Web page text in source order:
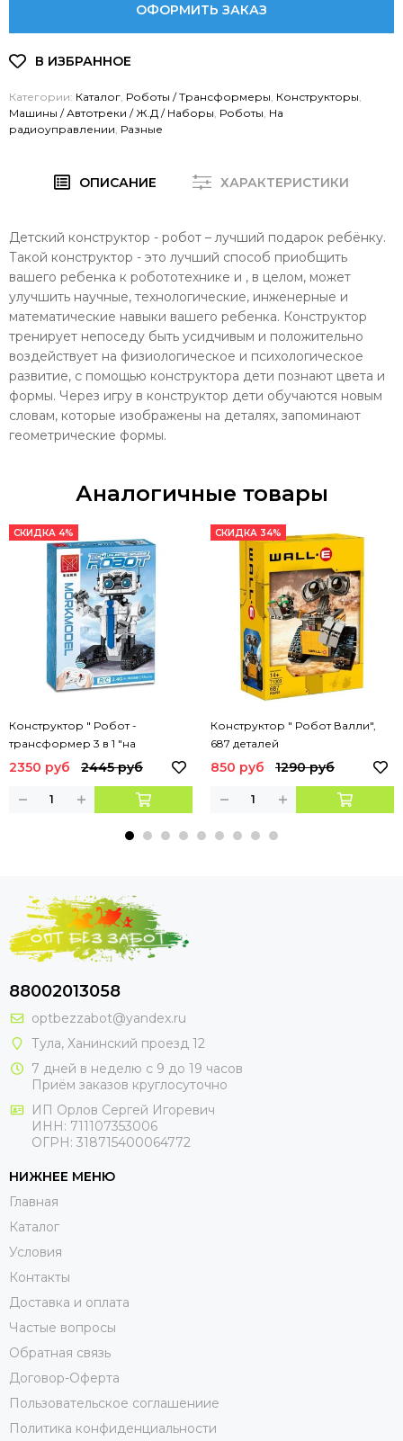
ОФОРМИТЬ ЗАКАЗ
Категории: Каталог Роботы / Трансформеры Конструкторы
Машины / Автотреки / Ж.Д / Наборы Роботы На
радиоуправлении Разные
ОПИСАНИЕ ХАРАКТЕРИСТИКИ
Детский конструктор - робот – лучший подарок ребёнку.
Такой конструктор - это лучший способ приобщить
вашего ребенка к робототехнике и , в целом, может
улучшить научные, технологические, инженерные и
математические навыки вашего ребенка. Конструктор
тренирует непоседу быть усидчивым и положительно
воздействует на физиологическое и психологическое
развитие, с помощью конструктора дети познают цвета и
формы. Через игру в конструктор дети обучаются новым
словам, которые изображены на деталях, запоминают
геометрические формы.
Аналогичные товары
СКИДКА 4%
Конструктор " Робот -
трансформер 3 в 1 "на
дистанционном управлении ( в
2350 руб 2445 руб
СКИДКА 34%
Конструктор " Робот Валли",
687 деталей
850 руб 1290 руб
88002013058
optbezzabot@yandex.ru
Тула, Ханинский проезд 12
7 дней в неделю с 9 до 19 часов
Приём заказов круглосуточно
ИП Орлов Сергей Игоревич
ИНН: 711107353006
ОГРН: 318715400064772
НИЖНЕЕ МЕНЮ
Главная
Каталог
Условия
Контакты
Доставка и оплата
Частые вопросы
Обратная связь
Договор-Оферта
Пользовательское соглашениие
Политика конфиденциальности